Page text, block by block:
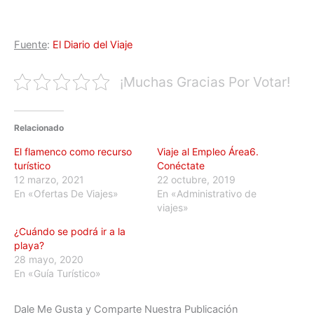
Fuente: El Diario del Viaje
¡Muchas Gracias Por Votar!
Relacionado
El flamenco como recurso
turístico
12 marzo, 2021
En «Ofertas De Viajes»
Viaje al Empleo Área6.
Conéctate
22 octubre, 2019
En «Administrativo de
viajes»
¿Cuándo se podrá ir a la
playa?
28 mayo, 2020
En «Guía Turístico»
Dale Me Gusta y Comparte Nuestra Publicación